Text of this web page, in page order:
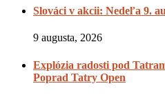
Slováci v akcii: Nedeľa 9.
9 augusta, 2026
Explózia radosti pod
Poprad Tatry Open